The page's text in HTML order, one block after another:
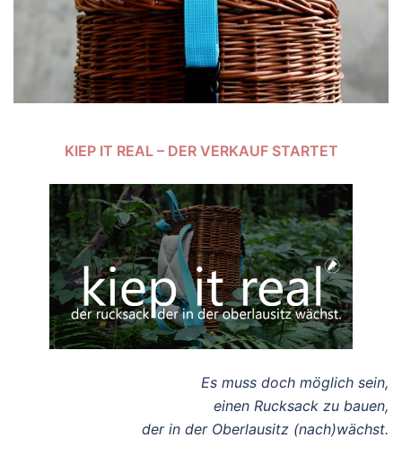
KIEP IT REAL – DER VERKAUF STARTET
Es muss doch möglich sein,
einen Rucksack zu bauen,
der in der Oberlausitz (nach)wächst.